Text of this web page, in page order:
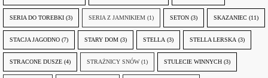
SERIA DO TOREBKI (3) SERIA Z JAMNIKIEM (1) SETON (3) SKAZANIEC (11)
STACJA JAGODNO (7) STARY DOM (3) STELLA (3) STELLA LERSKA (3)
STRACONE DUSZE (4) STRAŻNICY SNÓW (1) STULECIE WINNYCH (3)